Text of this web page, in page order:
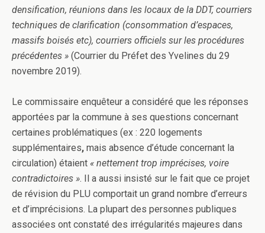
densification, réunions dans les locaux de la DDT, courriers
techniques de clarification (consommation d’espaces,
massifs boisés etc), courriers officiels sur les procédures
précédentes » (Courrier du Préfet des Yvelines du 29
novembre 2019).
Le commissaire enquêteur a considéré que les réponses
apportées par la commune à ses questions concernant
certaines problématiques (ex : 220 logements
supplémentaires, mais absence d’étude concernant la
circulation) étaient « nettement trop imprécises, voire
contradictoires ». Il a aussi insisté sur le fait que ce projet
de révision du PLU comportait un grand nombre d’erreurs
et d’imprécisions. La plupart des personnes publiques
associées ont constaté des irrégularités majeures dans